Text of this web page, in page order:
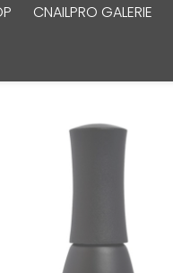
CNAILPRO GALERIE